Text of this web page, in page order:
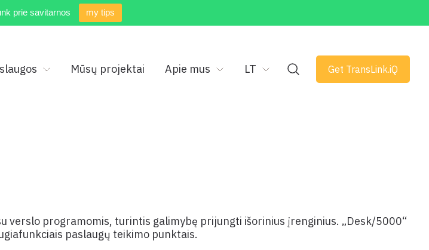
prie savitarnos my tips
Mūsų projektai Apie mus LT Get TransLink.iQ
verslo programomis, turintis galimybę prijungti išorinius įrenginius. „Desk/5000“
paslaugų teikimo punktais.